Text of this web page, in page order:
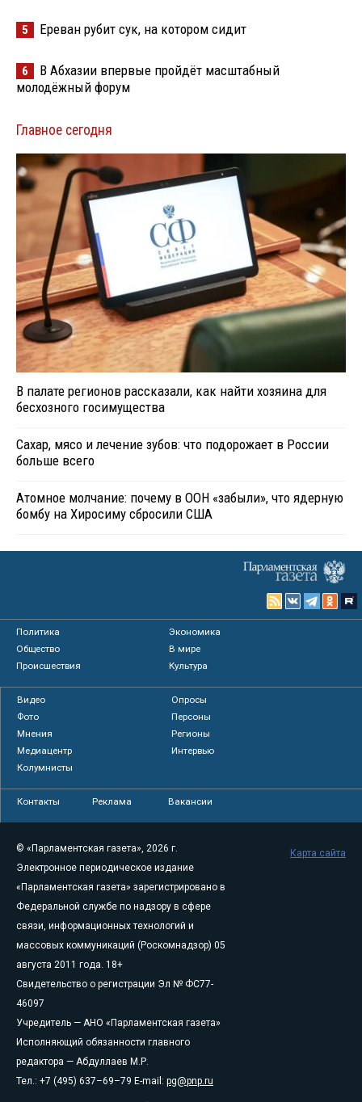
5 Ереван рубит сук, на котором сидит
6
В Абхазии впервые пройдёт масштабный
молодёжный форум
Главное сегодня
В палате регионов рассказали, как найти хозяина для
бесхозного госимущества
Сахар, мясо и лечение зубов: что подорожает в России
больше всего
Атомное молчание: почему в ООН «забыли», что ядерную
бомбу на Хиросиму сбросили США
Политика
Экономика
Общество
В мире
Происшествия
Культура
Видео
Опросы
Фото
Персоны
Мнения
Регионы
Медиацентр
Интервью
Колумнисты
Контакты Реклама Вакансии
© «Парламентская газета», 2026 г.
Электронное периодическое издание
«Парламентская газета» зарегистрировано в
Федеральной службе по надзору в сфере
связи, информационных технологий и
массовых коммуникаций (Роскомнадзор) 05
августа 2011 года. 18+
Свидетельство о регистрации Эл № ФС77-
46097
Учредитель — АНО «Парламентская газета»
Исполняющий обязанности главного
редактора — Абдуллаев М.Р.
Тел.: +7 (495) 637–69–79 E-mail: pg@pnp.ru
Карта сайта